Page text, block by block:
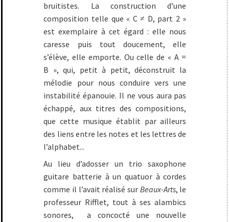
bruitistes. La construction d’une
composition telle que « C ≠ D, part 2 »
est exemplaire à cet égard : elle nous
caresse puis tout doucement, elle
s’élève, elle emporte. Ou celle de « A =
B », qui, petit à petit, déconstruit la
mélodie pour nous conduire vers une
instabilité épanouie. Il ne vous aura pas
échappé, aux titres des compositions,
que cette musique établit par ailleurs
des liens entre les notes et les lettres de
l’alphabet...
Au lieu d’adosser un trio saxophone
guitare batterie à un quatuor à cordes
comme il l’avait réalisé sur Beaux-Arts, le
professeur Rifflet, tout à ses alambics
sonores, a concocté une nouvelle